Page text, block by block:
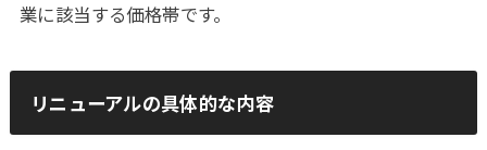
業に該当する価格帯です。
リニューアルの具体的な内容